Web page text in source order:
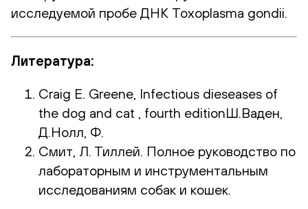
исследуемой пробе ДНК Toxoplasma gondii.
Литература:
Craig E. Greene, Infectious dieseases of
the dog and cat , fourth editionШ.Ваден,
Д.Нолл, Ф.
Смит, Л. Тиллей. Полное руководство по
лабораторным и инструментальным
исследованиям собак и кошек.